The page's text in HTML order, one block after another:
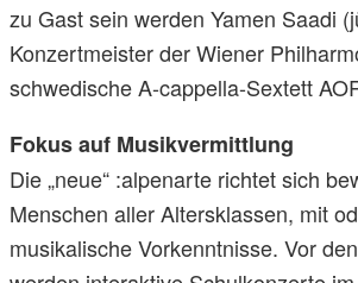
zu Gast sein werden Yamen Saadi
Konzertmeister der Wiener
schwedische A-cappella-Sextett
Fokus auf Musikvermittlung
Die „neue“ :alpenarte richtet sich
Menschen aller Altersklassen, mit
musikalische Vorkenntnisse. Vor